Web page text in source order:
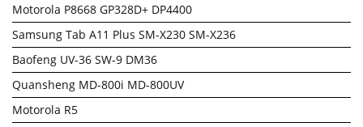
Motorola P8668 GP328D+ DP4400
Samsung Tab A11 Plus SM-X230 SM-X236
Baofeng UV-36 SW-9 DM36
Quansheng MD-800i MD-800UV
Motorola R5